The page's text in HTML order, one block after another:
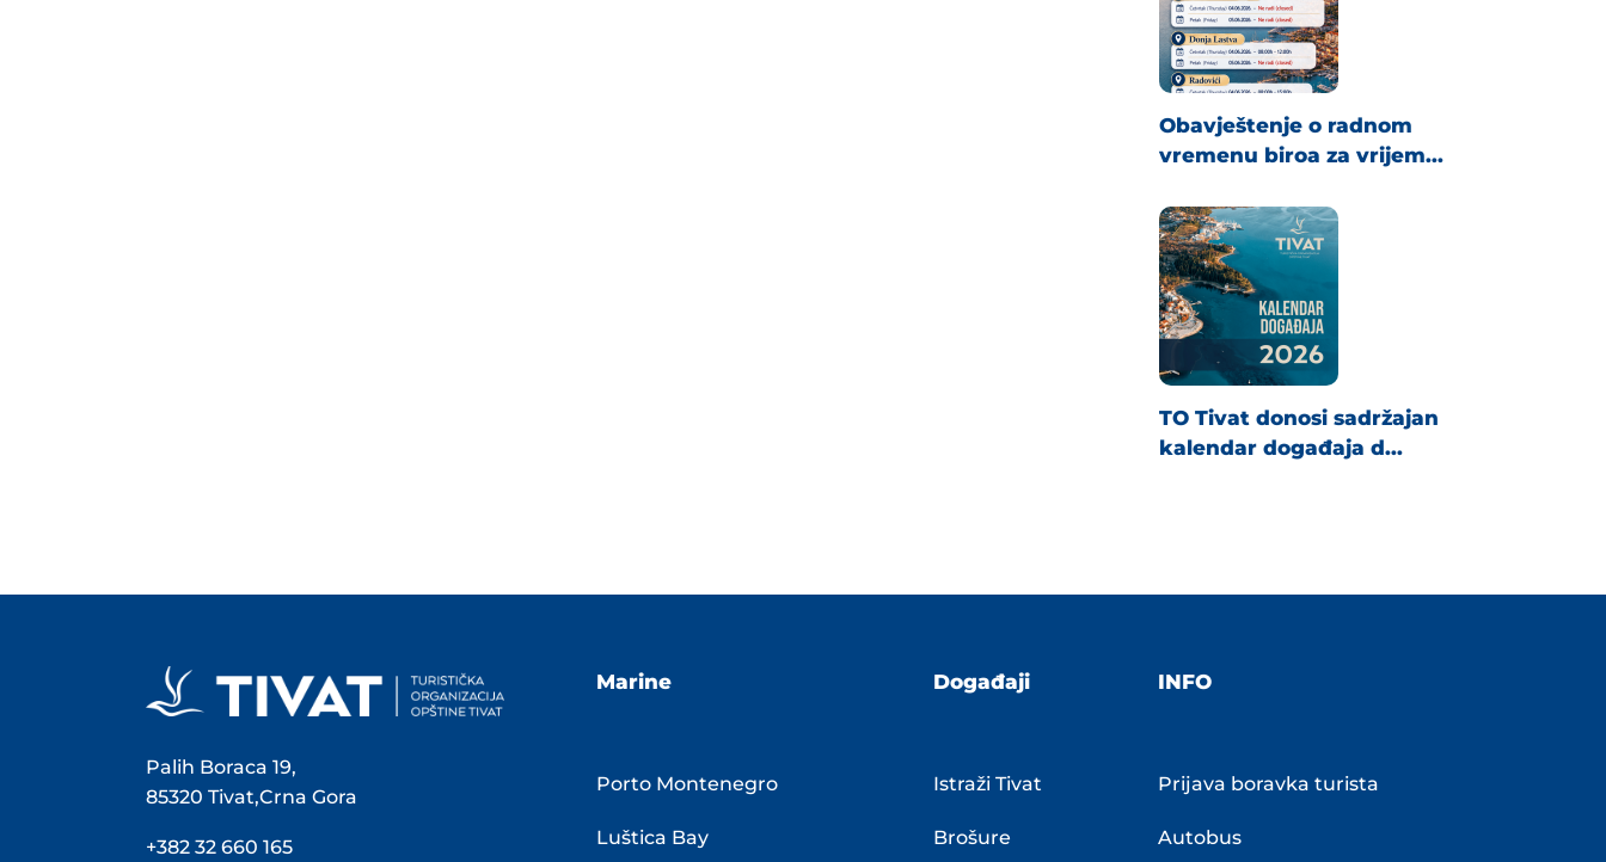
Obavještenje o radnom
vremenu biroa za vrijem...
TO Tivat donosi sadržajan
kalendar događaja d...
Palih Boraca 19,
85320 Tivat,Crna Gora
+382 32 660 165
Marine
Porto Montenegro
Luštica Bay
Događaji
Istraži Tivat
Brošure
INFO
Prijava boravka turista
Autobus